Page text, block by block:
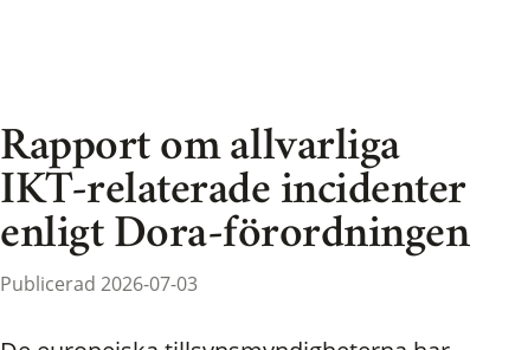
Rapport om allvarliga
IKT-relaterade incidenter
enligt Dora-förordningen
Publicerad 2026-07-03